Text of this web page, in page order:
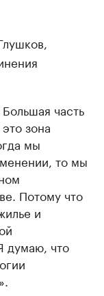
часть
зона
мы
то мы
Потому что
и
думаю, что